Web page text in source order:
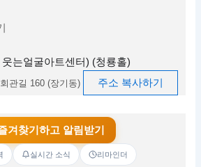
는얼굴아트센터) (청룡홀)
관길 160 (장기동) 주소 복사하기
겨찾기하고 알림받기
실시간 소식 리마인더